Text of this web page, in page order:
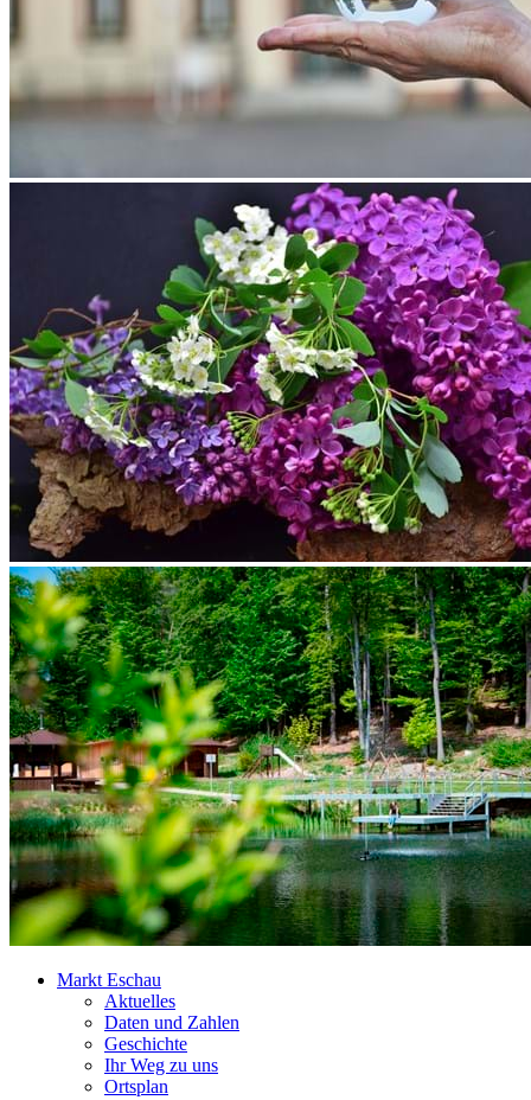
Markt Eschau
Aktuelles
Daten und Zahlen
Geschichte
Ihr Weg zu uns
Ortsplan